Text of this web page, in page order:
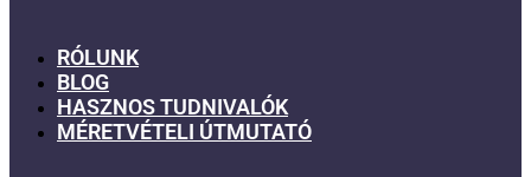
RÓLUNK
BLOG
HASZNOS TUDNIVALÓK
MÉRETVÉTELI ÚTMUTATÓ